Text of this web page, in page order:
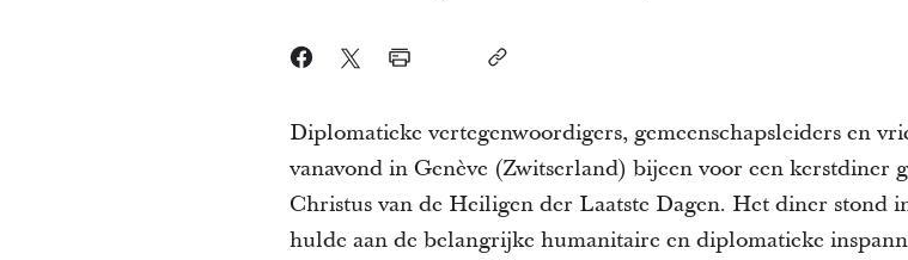
Diplomatieke vertegenwoordigers, gemeenschapsleiders en
vanavond in Genève (Zwitserland) bijeen voor een kerstdiner
Christus van de Heiligen der Laatste Dagen. Het diner stond
hulde aan de belangrijke humanitaire en diplomatieke